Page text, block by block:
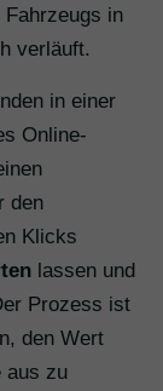
in
verläuft.
in einer
Online-
den
Klicks
lassen und
Prozess ist
den Wert
aus zu